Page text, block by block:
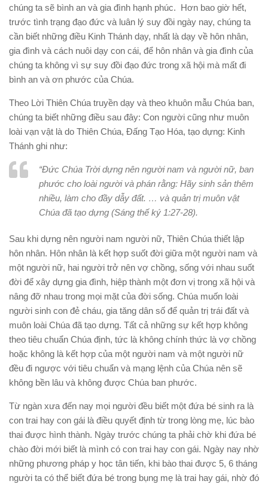
chúng ta sẽ bình an và gia đình hạnh phúc. Hơn bao giờ hết,
trước tình trạng đạo đức và luân lý suy đồi ngày nay, chúng ta
cần biết những điều Kinh Thánh dạy, nhất là dạy về hôn nhân,
gia đình và cách nuôi dạy con cái, để hôn nhân và gia đình của
chúng ta không vì sự suy đồi đạo đức trong xã hội mà mất đi
bình an và ơn phước của Chúa.
Theo Lời Thiên Chúa truyền dạy và theo khuôn mẫu Chúa ban,
chúng ta biết những điều sau đây: Con người cũng như muôn
loài vạn vật là do Thiên Chúa, Đấng Tạo Hóa, tạo dựng: Kinh
Thánh ghi như:
“Đức Chúa Trời dựng nên người nam và người nữ, ban
phước cho loài người và phán rằng: Hãy sinh sản thêm
nhiều, làm cho đầy dẫy đất. … và quản trị muôn vật
Chúa đã tạo dựng (Sáng thế ký 1:27-28).
Sau khi dựng nên người nam người nữ, Thiên Chúa thiết lập
hôn nhân. Hôn nhân là kết hợp suốt đời giữa một người nam và
một người nữ, hai người trở nên vợ chồng, sống với nhau suốt
đời để xây dựng gia đình, hiệp thành một đơn vị trong xã hội và
nâng đỡ nhau trong mọi mặt của đời sống. Chúa muốn loài
người sinh con đẻ cháu, gia tăng dân số để quản trị trái đất và
muôn loài Chúa đã tạo dựng. Tất cả những sự kết hợp không
theo tiêu chuẩn Chúa định, tức là không chính thức là vợ chồng
hoặc không là kết hợp của một người nam và một người nữ
đều đi ngược với tiêu chuẩn và mạng lệnh của Chúa nên sẽ
không bền lâu và không được Chúa ban phước.
Từ ngàn xưa đến nay mọi người đều biết một đứa bé sinh ra là
con trai hay con gái là điều quyết định từ trong lòng mẹ, lúc bào
thai được hình thành. Ngày trước chúng ta phải chờ khi đứa bé
chào đời mới biết là mình có con trai hay con gái. Ngày nay nhờ
những phương pháp y học tân tiến, khi bào thai được 5, 6 tháng
người ta có thể biết đứa bé trong bụng mẹ là trai hay gái, nhờ đó